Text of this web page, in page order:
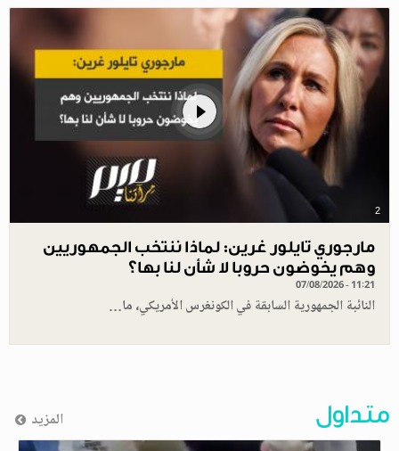
2
مارجوري تايلور غرين: لماذا ننتخب الجمهوريين
وهم يخوضون حروبا لا شأن لنا بها؟
07/08/2026 - 11:21
النائبة الجمهورية السابقة في الكونغرس الأمريكي، ما…
متداول المزيد